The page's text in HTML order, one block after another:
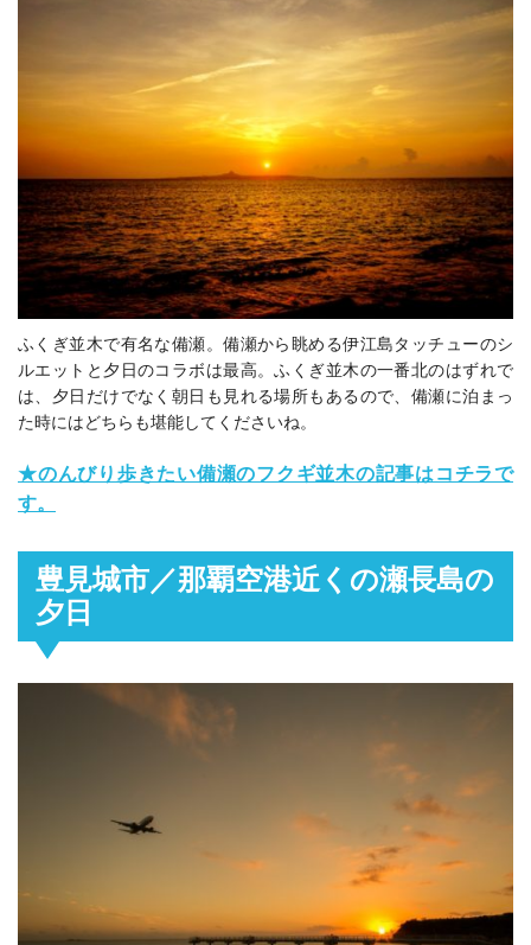
ふくぎ並木で有名な備瀬。備瀬から眺める伊江島タッチューのシ
ルエットと夕日のコラボは最高。ふくぎ並木の一番北のはずれで
は、夕日だけでなく朝日も見れる場所もあるので、備瀬に泊まっ
た時にはどちらも堪能してくださいね。
★のんびり歩きたい備瀬のフクギ並木の記事はコチラで
す。
豊見城市／那覇空港近くの瀬長島の
夕日